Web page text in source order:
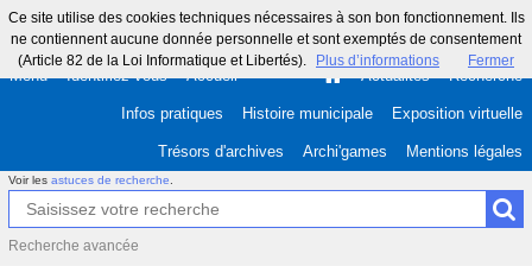
Ce site utilise des cookies techniques nécessaires à son bon fonctionnement. Ils
ne contiennent aucune donnée personnelle et sont exemptés de consentement
(Article 82 de la Loi Informatique et Libertés).
Plus d’informations Fermer
Menu Identifiez-vous Accueil Actualités Recherche
Infos pratiques Histoire municipale Exposition virtuelle
Trésors d'archives Archi'games Mentions légales
Voir les astuces de recherche
Recherche avancée